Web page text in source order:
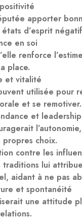
apporter
d’esprit
en soi
renforce
place.
et vitalité
utilisée pour
et se remotiver.
et leadership
propres choix.
contre les
traditions lui
aidant à ne pas
et spontanéité
une attitude